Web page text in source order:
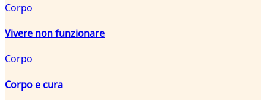
Corpo
Vivere non funzionare
Corpo
Corpo e cura